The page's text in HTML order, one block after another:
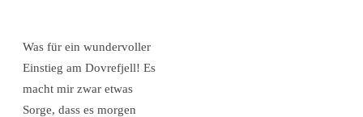
Was für ein wundervoller
Einstieg am Dovrefjell! Es
macht mir zwar etwas
Sorge, dass es morgen